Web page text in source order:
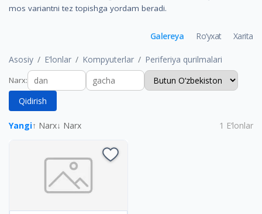
mos variantni tez topishga yordam beradi.
Asosiy E‘lonlar Kompyuterlar Periferiya qurilmalari
Galereya Ro‘yxat Xarita
Narx:
Qidirish
Yangi↑ Narx↓ Narx 1 E‘lonlar